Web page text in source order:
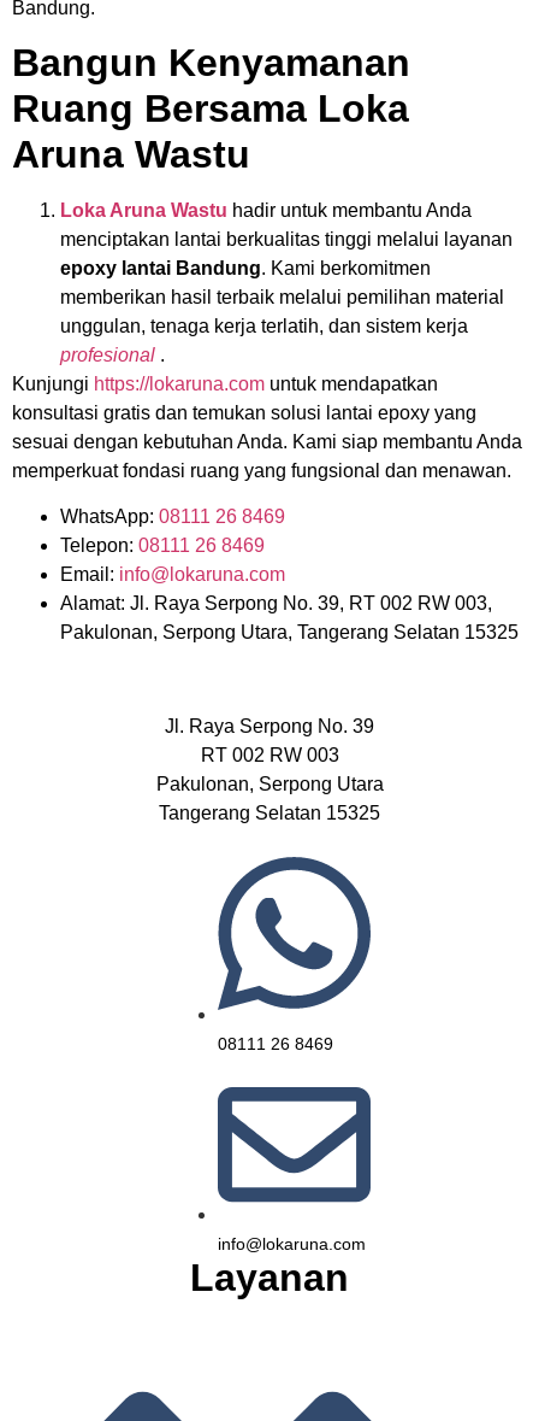
Bandung.
Bangun Kenyamanan
Ruang Bersama Loka
Aruna Wastu
Loka Aruna Wastu hadir untuk membantu Anda
menciptakan lantai berkualitas tinggi melalui layanan
epoxy lantai Bandung. Kami berkomitmen
memberikan hasil terbaik melalui pemilihan material
unggulan, tenaga kerja terlatih, dan sistem kerja
profesional .
Kunjungi https://lokaruna.com untuk mendapatkan
konsultasi gratis dan temukan solusi lantai epoxy yang
sesuai dengan kebutuhan Anda. Kami siap membantu Anda
memperkuat fondasi ruang yang fungsional dan menawan.
WhatsApp: 08111 26 8469
Telepon: 08111 26 8469
Email: info@lokaruna.com
Alamat: Jl. Raya Serpong No. 39, RT 002 RW 003,
Pakulonan, Serpong Utara, Tangerang Selatan 15325
Jl. Raya Serpong No. 39
RT 002 RW 003
Pakulonan, Serpong Utara
Tangerang Selatan 15325
08111 26 8469
info@lokaruna.com
Layanan